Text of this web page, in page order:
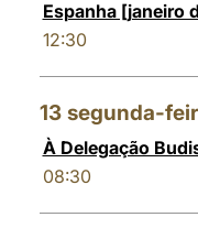
Espanha [janeiro
12:30
13 segunda-
À Delegação
08:30